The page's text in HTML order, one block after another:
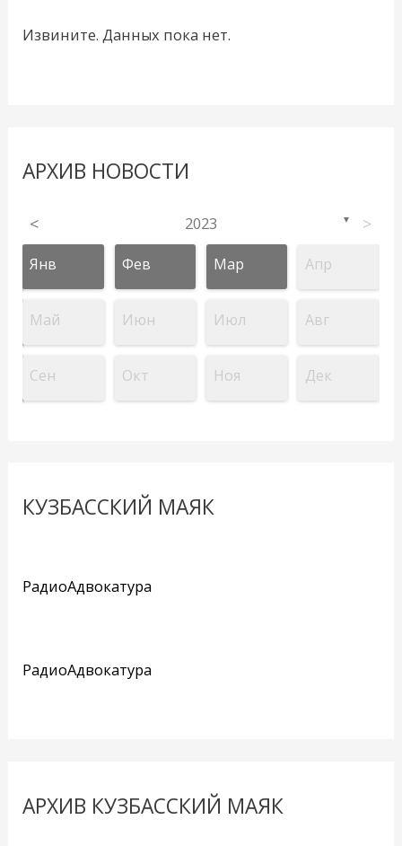
Извините. Данных пока нет.
АРХИВ НОВОСТИ
< 2023 ▼ >
Янв Фев Мар Апр
Май Июн Июл Авг
Сен Окт Ноя Дек
КУЗБАССКИЙ МАЯК
РадиоАдвокатура
РадиоАдвокатура
АРХИВ КУЗБАССКИЙ МАЯК